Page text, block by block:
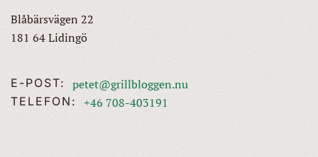
Blåbärsvägen 22
181 64 Lidingö
E-POST: petet@grillbloggen.nu
TELEFON: +46 708-403191